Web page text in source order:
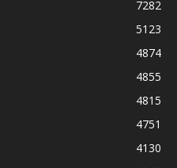
7282
5123
4874
4855
4815
4751
4130